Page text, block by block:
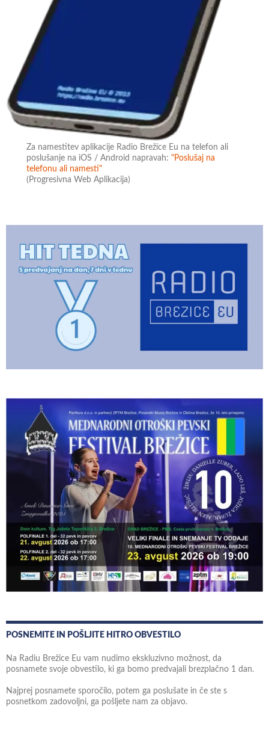
Za namestitev aplikacije Radio Brežice Eu na telefon ali
poslušanje na iOS / Android napravah:"Poslušaj na
telefonu ali namesti"
(Progresivna Web Aplikacija)
POSNEMITE IN POŠLJITE HITRO OBVESTILO
Na Radiu Brežice Eu vam nudimo ekskluzivno možnost, da
posnamete svoje obvestilo, ki ga bomo predvajali brezplačno 1 dan.
Najprej posnamete sporočilo, potem ga poslušate in če ste s
posnetkom zadovoljni, ga pošljete nam za objavo.